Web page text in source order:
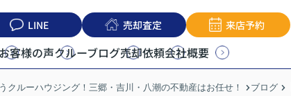
LINE 売却査定 来店予約
客様の声クルーブログ売却依頼会社概要
クルーハウジング！三郷・吉川・八潮の不動産はお任せ！ ブログ